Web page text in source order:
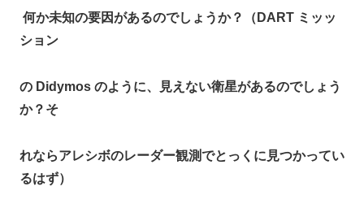
何か未知の要因があるのでしょうか？（DART ミッッ
ション
の Didymos のように、見えない衛星があるのでしょう
か？そ
れならアレシボのレーダー観測でとっくに見つかってい
るはず）